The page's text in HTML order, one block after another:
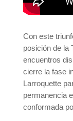
Con este
posición de la
encuentros
cierre la fase
Larroquette
permanencia
conformada